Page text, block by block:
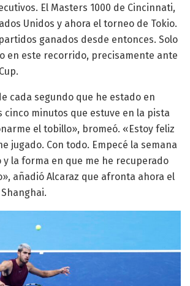
El Masters 1000 de Cincinnati,
Unidos y ahora el torneo de Tokio.
ganados desde entonces. Solo
en este recorrido, precisamente ante
cada segundo que he estado en
cinco minutos que estuve en la pista
el tobillo», bromeó. «Estoy feliz
jugado. Con todo. Empecé la semana
y la forma en que me he recuperado
añadió Alcaraz que afronta ahora el